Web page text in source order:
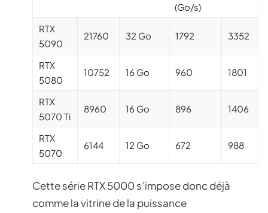
(Go/s)
RTX
5090
21760 32 Go 1792 3352
RTX
5080
10752 16 Go 960 1801
RTX
5070 Ti
8960 16 Go 896 1406
RTX
5070
6144 12 Go 672 988
Cette série RTX 5000 s’impose donc déjà
comme la vitrine de la puissance